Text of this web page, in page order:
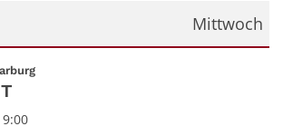
Mittwoch
2026
: